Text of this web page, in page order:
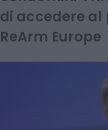
di accedere al
ReArm Europe